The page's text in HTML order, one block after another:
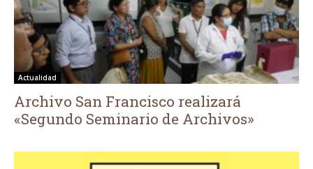
Actualidad
Archivo San Francisco realizará
«Segundo Seminario de Archivos»